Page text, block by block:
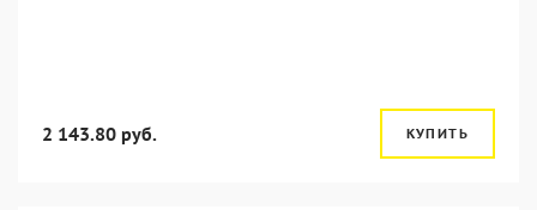
2 143.80 руб. КУПИТЬ